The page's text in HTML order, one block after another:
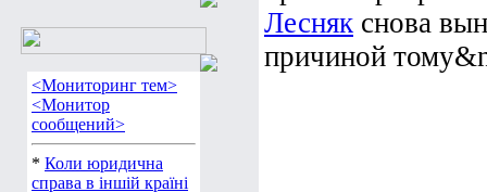
<Мониторинг тем>
<Монитор
сообщений>
* Коли юридична
справа в іншій країні
Лесняк снова
причиной